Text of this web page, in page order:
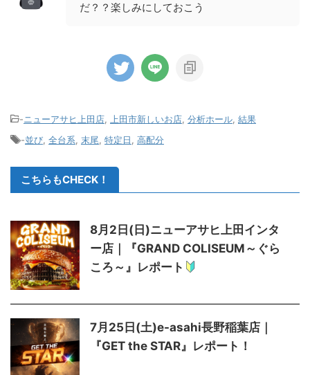
だ？？楽しみにしておこう
-ニューアサヒ上田店, 上田市新しいお店, 分析ホール, 結果
-並び, 全台系, 末尾, 特定日, 高配分
こちらもCHECK！
8月2日(日)ニューアサヒ上田インタ
ー店｜『GRAND COLISEUM～ぐら
ころ～』レポート
7月25日(土)e-asahi長野稲葉店｜
『GET the STAR』レポート！